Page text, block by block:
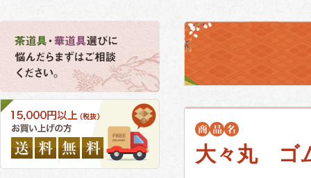
大々丸 ゴ